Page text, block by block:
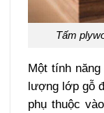
Tấm
Một tính
lượng lớp gỗ
phụ thuộc